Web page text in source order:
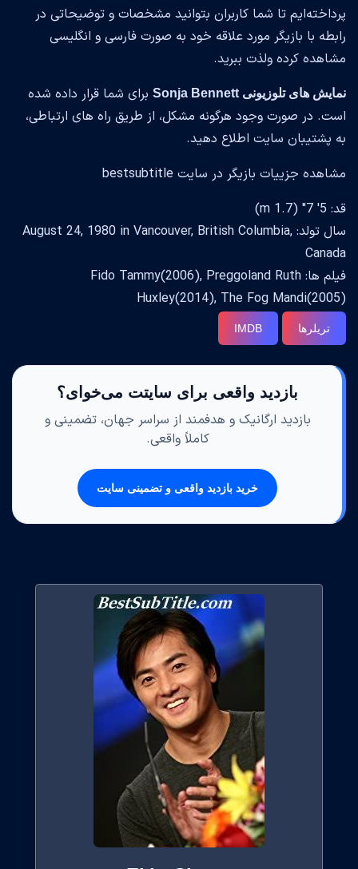
پرداخته‌ایم تا شما کاربران بتوانید مشخصات و توضیحاتی در
رابطه با بازیگر مورد علاقه خود به صورت فارسی و انگلیسی
مشاهده کرده ولذت ببرید.
نمایش های تلوزیونی Sonja Bennett
برای شما قرار داده شده
است. در صورت وجود هرگونه مشکل، از طریق راه های ارتباطی،
به پشتیبان سایت اطلاع دهید.
مشاهده جزییات بازیگر در سایت bestsubtitle
قد: 5' 7" (1.7 m)
سال تولد: August 24, 1980 in Vancouver, British Columbia,
Canada
فیلم ها: Fido Tammy(2006), Preggoland Ruth
Huxley(2014), The Fog Mandi(2005)
تریلرها IMDB
بازدید واقعی برای سایتت می‌خوای؟
بازدید ارگانیک و هدفمند از سراسر جهان، تضمینی و
کاملاً واقعی.
خرید بازدید واقعی و تضمینی سایت